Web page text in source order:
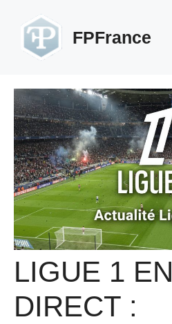
contenu
FPFrance
LIGUE 1 EN
DIRECT :